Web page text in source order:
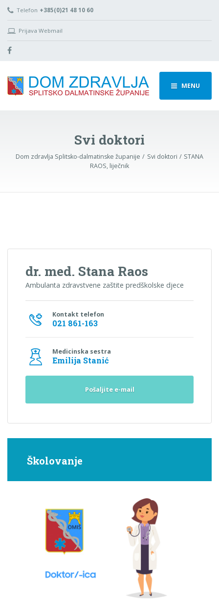
Telefon +385(0)21 48 10 60
Prijava Webmail
MENU
Svi doktori
Dom zdravlja Splitsko-dalmatinske županije Svi doktori
STANA
RAOS, liječnik
dr. med. Stana Raos
Ambulanta zdravstvene zaštite predškolske djece
Kontakt telefon
021 861-163
Medicinska sestra
Emilija Stanić
Pošaljite e-mail
Školovanje